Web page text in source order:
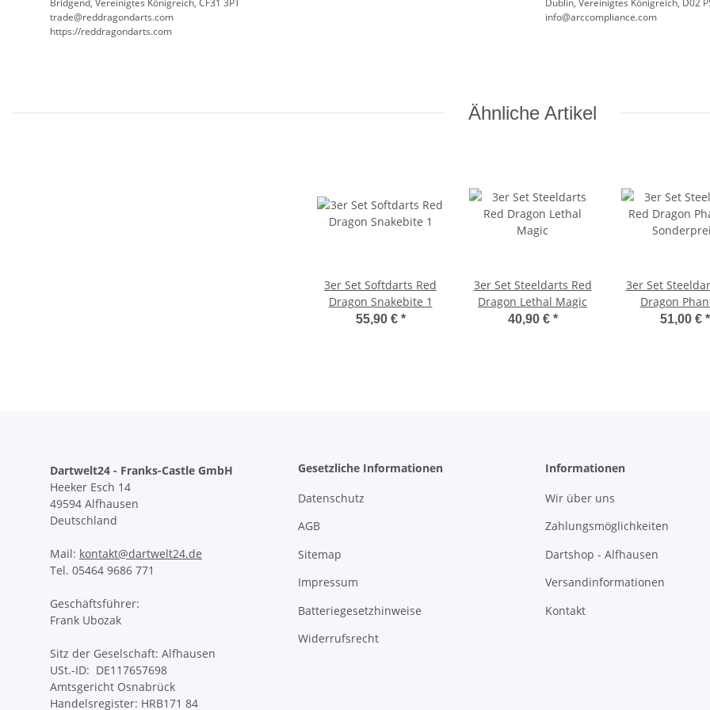
trade@reddragondarts.com
https://reddragondarts.com
info@arccompliance.com
Ähnliche Artikel
3er Set Softdarts Red
Dragon Snakebite 1
55,90 € *
3er Set Steeldarts Red
Dragon Lethal Magic
40,90 € *
3er Set
Dragon
Sonderpreis
51,00 € *
Dartwelt24 - Franks-Castle GmbH
Heeker Esch 14
49594 Alfhausen
Deutschland
Mail: kontakt@dartwelt24.de
Tel. 05464 9686 771
Geschäftsführer:
Frank Ubozak
Sitz der Geselschaft: Alfhausen
USt.-ID: DE117657698
Amtsgericht Osnabrück
Handelsregister: HRB171 84
Gesetzliche Informationen
Datenschutz
AGB
Sitemap
Impressum
Batteriegesetzhinweise
Widerrufsrecht
Informationen
Wir über uns
Zahlungsmöglichkeiten
Dartshop - Alfhausen
Versandinformationen
Kontakt